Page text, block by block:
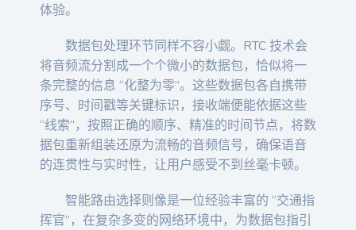
体验。
数据包处理环节同样不容小觑。RTC 技术会
将音频流分割成一个个微小的数据包，恰似将一
条完整的信息 “化整为零”。这些数据包各自携带
序号、时间戳等关键标识，接收端便能依据这些
“线索”，按照正确的顺序、精准的时间节点，将数
据包重新组装还原为流畅的音频信号，确保语音
的连贯性与实时性，让用户感受不到丝毫卡顿。
智能路由选择则像是一位经验丰富的 “交通指
挥官”，在复杂多变的网络环境中，为数据包指引